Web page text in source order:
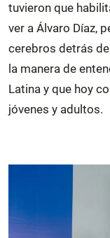
tuvieron que
ver a Álvaro Díaz,
cerebros detrás de
la manera de
Latina y que hoy
jóvenes y adultos.